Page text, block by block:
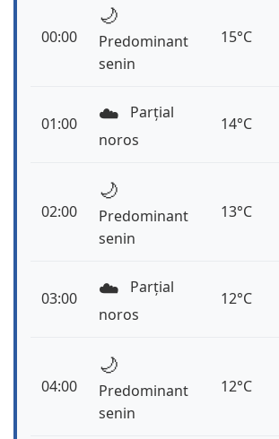
00:00
🌙
Predominant
senin
15°C
01:00 ☁️
Parțial
noros
14°C
02:00
🌙
Predominant
senin
13°C
03:00 ☁️
Parțial
noros
12°C
04:00
🌙
Predominant
senin
12°C